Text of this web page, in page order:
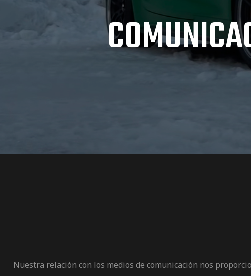
Nuestra relación con los medios de comunicación nos